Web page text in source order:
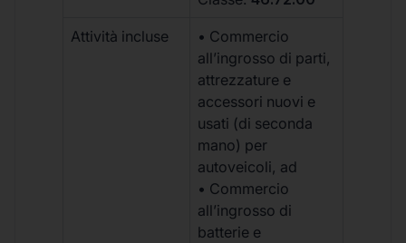
Attività incluse
• Commercio
all’ingrosso di parti,
attrezzature e
accessori nuovi e
usati (di seconda
mano) per
autoveicoli, ad
• Commercio
all’ingrosso di
batterie e